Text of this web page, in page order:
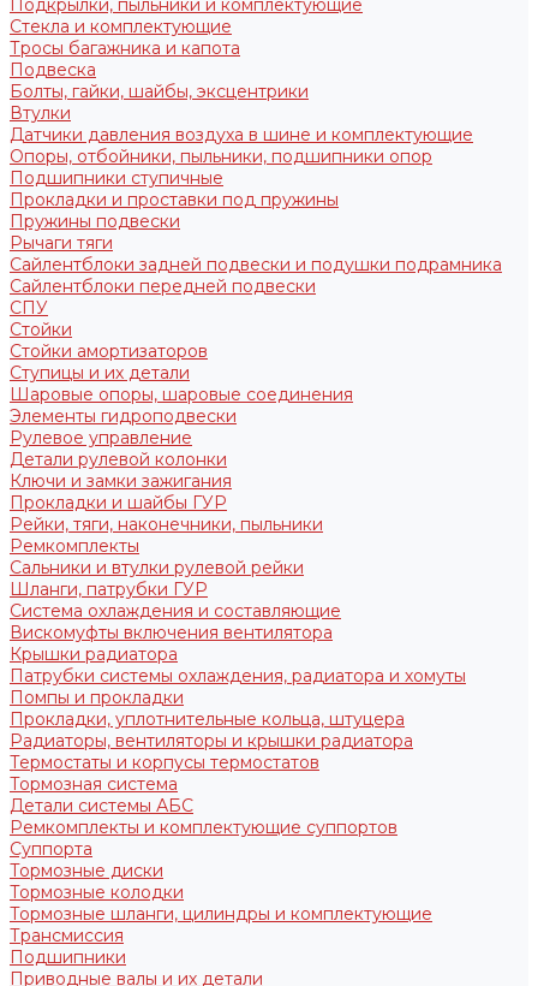
Подкрылки, пыльники и комплектующие
Стекла и комплектующие
Тросы багажника и капота
Подвеска
Болты, гайки, шайбы, эксцентрики
Втулки
Датчики давления воздуха в шине и комплектующие
Опоры, отбойники, пыльники, подшипники опор
Подшипники ступичные
Прокладки и проставки под пружины
Пружины подвески
Рычаги тяги
Сайлентблоки задней подвески и подушки подрамника
Сайлентблоки передней подвески
СПУ
Стойки
Стойки амортизаторов
Ступицы и их детали
Шаровые опоры, шаровые соединения
Элементы гидроподвески
Рулевое управление
Детали рулевой колонки
Ключи и замки зажигания
Прокладки и шайбы ГУР
Рейки, тяги, наконечники, пыльники
Ремкомплекты
Сальники и втулки рулевой рейки
Шланги, патрубки ГУР
Система охлаждения и составляющие
Вискомуфты включения вентилятора
Крышки радиатора
Патрубки системы охлаждения, радиатора и хомуты
Помпы и прокладки
Прокладки, уплотнительные кольца, штуцера
Радиаторы, вентиляторы и крышки радиатора
Термостаты и корпусы термостатов
Тормозная система
Детали системы АБС
Ремкомплекты и комплектующие суппортов
Суппорта
Тормозные диски
Тормозные колодки
Тормозные шланги, цилиндры и комплектующие
Трансмиссия
Подшипники
Приводные валы и их детали